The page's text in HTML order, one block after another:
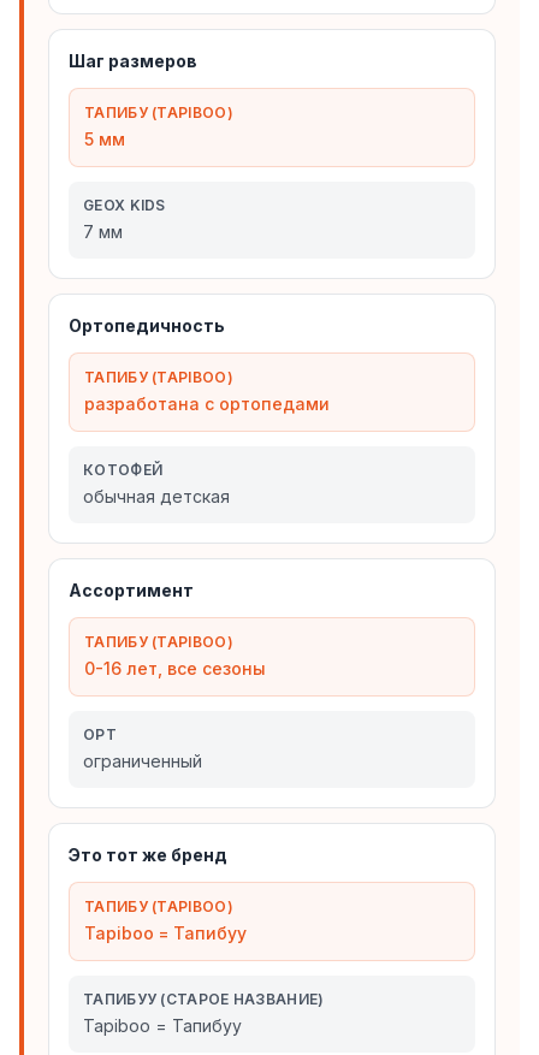
Шаг размеров
ТАПИБУ (TAPIBOO)
5 мм
GEOX KIDS
7 мм
Ортопедичность
ТАПИБУ (TAPIBOO)
разработана с ортопедами
КОТОФЕЙ
обычная детская
Ассортимент
ТАПИБУ (TAPIBOO)
0-16 лет, все сезоны
ОРТ
ограниченный
Это тот же бренд
ТАПИБУ (TAPIBOO)
Tapiboo = Тапибуу
ТАПИБУУ (СТАРОЕ НАЗВАНИЕ)
Tapiboo = Тапибуу